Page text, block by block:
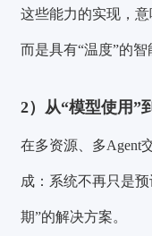
这些能力的实现，意
而是具有“温度”的
2）从“模型使用”
在多资源、多Agent
成：系统不再只是
期”的解决方案。